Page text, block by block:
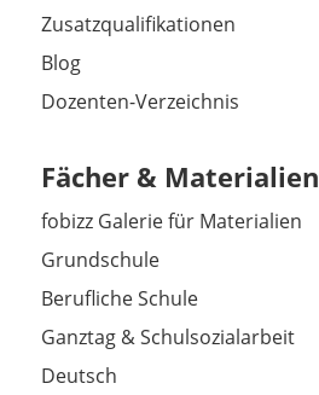
Zusatzqualifikationen
Blog
Dozenten-Verzeichnis
Fächer & Materialien
fobizz Galerie für Materialien
Grundschule
Berufliche Schule
Ganztag & Schulsozialarbeit
Deutsch